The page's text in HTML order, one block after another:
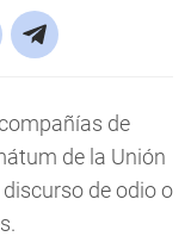
de
de la Unión
de odio o